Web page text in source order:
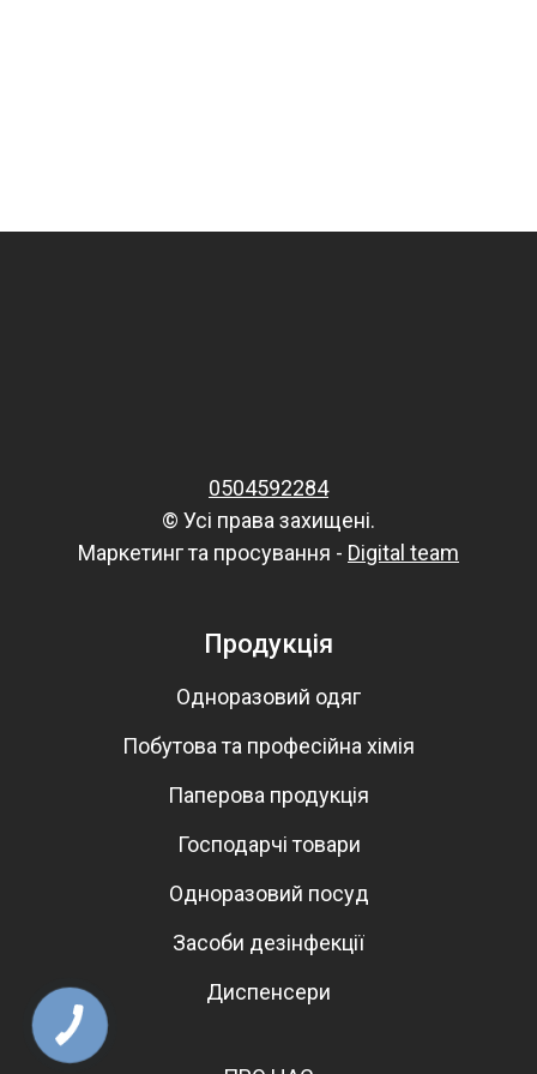
0504592284
© Усі права захищені.
Маркетинг та просування - Digital team
Продукція
Одноразовий одяг
Побутова та професійна хімія
Паперова продукція
Господарчі товари
Одноразовий посуд
Засоби дезінфекції
Диспенсери